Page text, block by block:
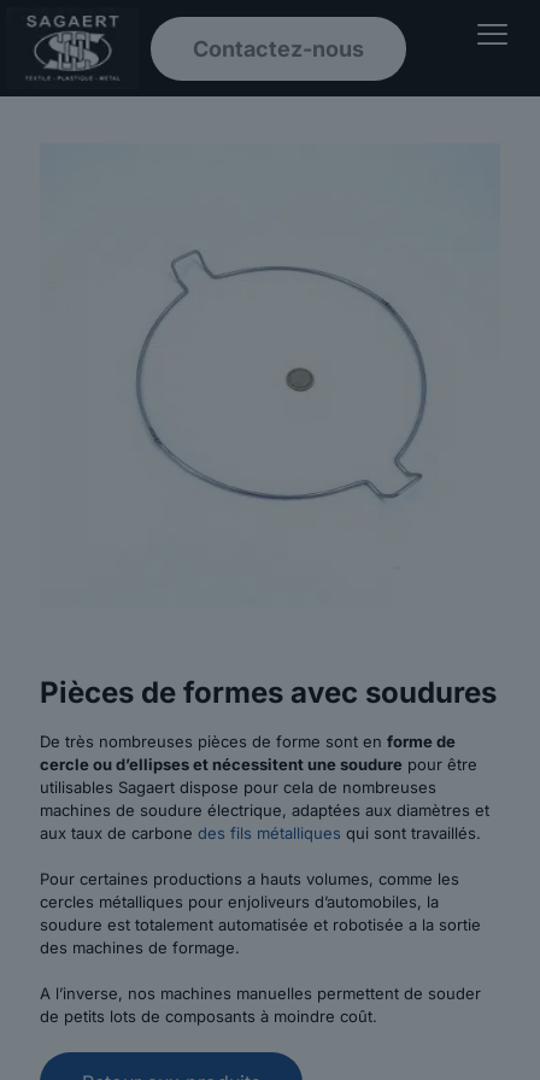
Contactez-nous
Pièces de formes avec soudures
De très nombreuses pièces de forme sont en forme de
cercle ou d’ellipses et nécessitent une soudure pour être
utilisables Sagaert dispose pour cela de nombreuses
machines de soudure électrique, adaptées aux diamètres et
aux taux de carbone des fils métalliques qui sont travaillés.
Pour certaines productions a hauts volumes, comme les
cercles métalliques pour enjoliveurs d’automobiles, la
soudure est totalement automatisée et robotisée a la sortie
des machines de formage.
A l’inverse, nos machines manuelles permettent de souder
de petits lots de composants à moindre coût.